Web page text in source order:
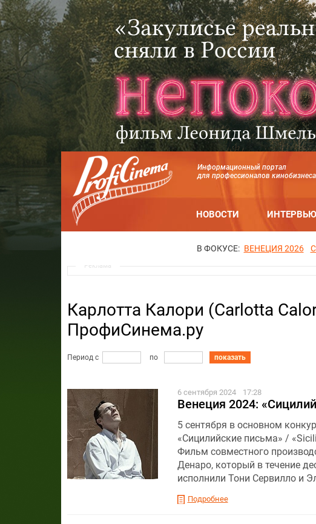
Информационный портал
для профессионалов кинобизнеса
НОВОСТИ ИНТЕРВЬЮ
В ФОКУСЕ: ВЕНЕЦИЯ 2026
Реклама
Карлотта Калори (Carlotta
ПрофиСинема.ру
Период с по показать
6 сентября 2024 17:28
Венеция 2024:
5 сентября в основном
«Сицилийские письма» /
Фильм совместного
Денаро, который в течение
исполнили Тони Сервилло и
Подробнее